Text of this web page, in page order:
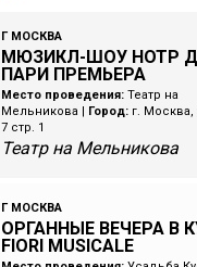
Г МОСКВА
МЮЗИКЛ-ШОУ НОТР
ПАРИ ПРЕМЬЕРА
Место проведения: Театр на
Мельникова
Город: г.
7 стр. 1
Театр на Мельникова
Г МОСКВА
ОРГАННЫЕ ВЕЧЕРА В
FIORI MUSICALE